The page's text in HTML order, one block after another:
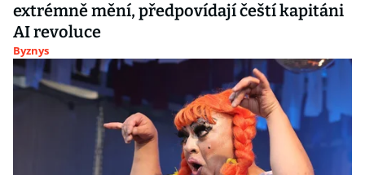
extrémně mění, předpovídají čeští kapitáni
AI revoluce
Byznys